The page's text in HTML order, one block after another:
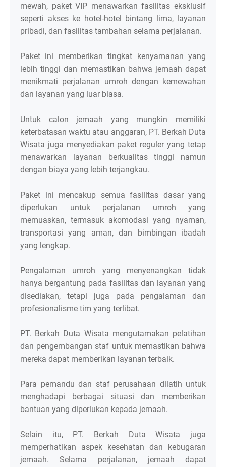
mewah, paket VIP menawarkan fasilitas eksklusif
seperti akses ke hotel-hotel bintang lima, layanan
pribadi, dan fasilitas tambahan selama perjalanan.
Paket ini memberikan tingkat kenyamanan yang
lebih tinggi dan memastikan bahwa jemaah dapat
menikmati perjalanan umroh dengan kemewahan
dan layanan yang luar biasa.
Untuk calon jemaah yang mungkin memiliki
keterbatasan waktu atau anggaran, PT. Berkah Duta
Wisata juga menyediakan paket reguler yang tetap
menawarkan layanan berkualitas tinggi namun
dengan biaya yang lebih terjangkau.
Paket ini mencakup semua fasilitas dasar yang
diperlukan untuk perjalanan umroh yang
memuaskan, termasuk akomodasi yang nyaman,
transportasi yang aman, dan bimbingan ibadah
yang lengkap.
Pengalaman umroh yang menyenangkan tidak
hanya bergantung pada fasilitas dan layanan yang
disediakan, tetapi juga pada pengalaman dan
profesionalisme tim yang terlibat.
PT. Berkah Duta Wisata mengutamakan pelatihan
dan pengembangan staf untuk memastikan bahwa
mereka dapat memberikan layanan terbaik.
Para pemandu dan staf perusahaan dilatih untuk
menghadapi berbagai situasi dan memberikan
bantuan yang diperlukan kepada jemaah.
Selain itu, PT. Berkah Duta Wisata juga
memperhatikan aspek kesehatan dan kebugaran
jemaah. Selama perjalanan, jemaah dapat